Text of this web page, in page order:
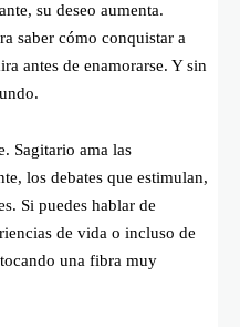
su deseo aumenta.
saber cómo conquistar a
antes de enamorarse. Y sin
Sagitario ama las
los debates que estimulan,
Si puedes hablar de
de vida o incluso de
una fibra muy